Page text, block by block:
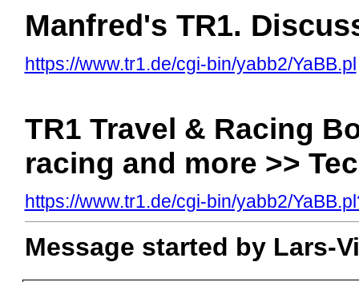
Manfred's TR1.
https://www.tr1.de/cgi-bin/yabb2/YaBB.pl
TR1 Travel & Racing
racing and more >>
https://www.tr1.de/cgi-bin/yabb2/
Message started by Lars-